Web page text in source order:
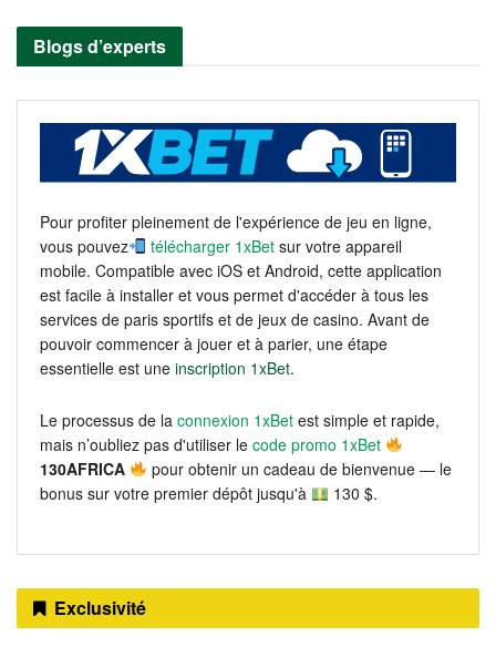
Blogs d’experts
Pour profiter pleinement de l'expérience de jeu en ligne,
vous pouvez
télécharger 1xBet sur votre appareil
mobile. Compatible avec iOS et Android, cette application
est facile à installer et vous permet d'accéder à tous les
services de paris sportifs et de jeux de casino. Avant de
pouvoir commencer à jouer et à parier, une étape
essentielle est une inscription 1xBet.
Le processus de la connexion 1xBet est simple et rapide,
mais n’oubliez pas d'utiliser le code promo 1xBet
130AFRICA
pour obtenir un cadeau de bienvenue — le
bonus sur votre premier dépôt jusqu'à
130 $.
Exclusivité